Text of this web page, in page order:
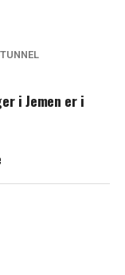
TUNNEL
i Jemen er i